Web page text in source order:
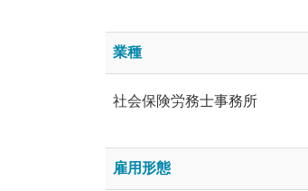
業種
社会保険労務士事務所
雇用形態